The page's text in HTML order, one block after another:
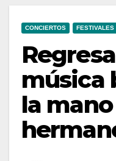
CONCIERTOS FESTIVALES
música
la